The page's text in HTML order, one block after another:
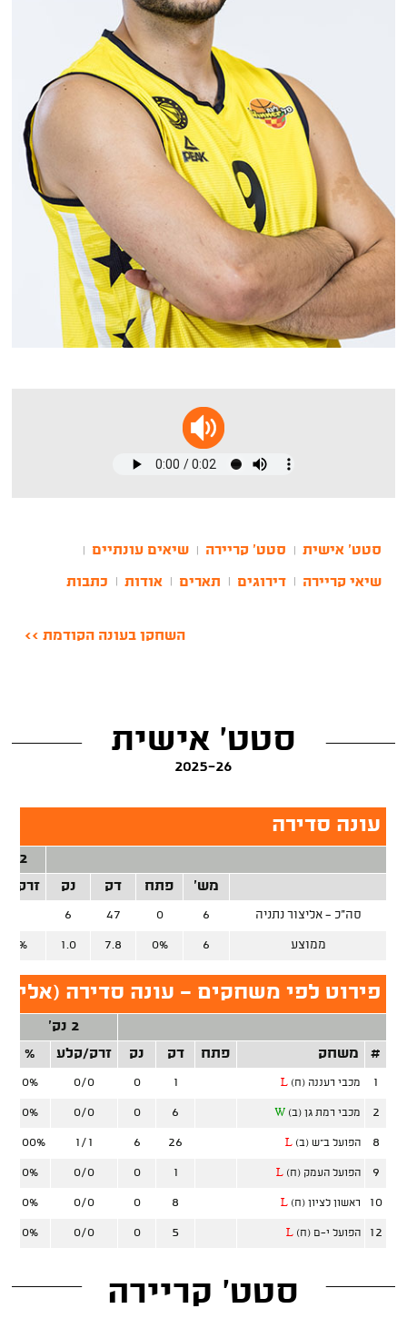
סטט' אישית סטט' קריירה שיאים עונתיים
שיאי קריירה דירוגים תארים אודות כתבות
השחקן בעונה הקודמת >>
סטט' אישית
2025-26
עונה סדירה
2 נק'
מש'
פתח דק נק זרק/
סה"כ - אליצור נתניה 6
0
47
6
ממוצע 6
0%
7.8
1.0
פירוט לפי משחקים - עונה סדירה
2 נק'
#
משחק פתח דק נק זרק/קלע %
1 מכבי רעננה (ח) L
1
0
0/0
0%
2 מכבי רמת גן (ב) W
6
0
0/0
0%
8 הפועל ב"ש (ב) L
26
6
1/1
100%
9 הפועל העמק (ח) L
1
0
0/0
0%
10 ראשון לציון (ח) L
8
0
0/0
0%
12 הפועל י-ם (ח) L
5
0
0/0
0%
סטט' קריירה